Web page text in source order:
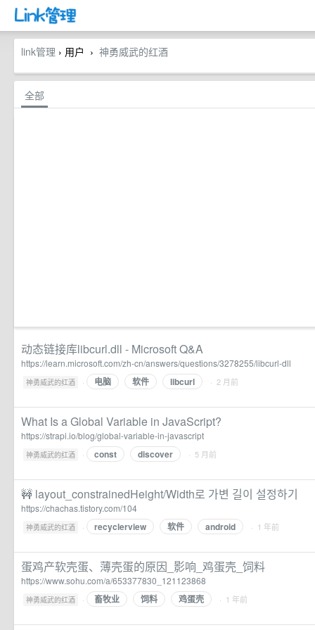
link管理 › 用户 › 神勇威武的红酒
全部
动态链接库libcurl.dll - Microsoft Q&A
https://learn.microsoft.com/zh-cn/answers/questions/3278255/libcurl-dll
神勇威武的红酒 · 电脑 软件 libcurl · 2 月前
What Is a Global Variable in JavaScript?
https://strapi.io/blog/global-variable-in-javascript
神勇威武的红酒 · const discover · 5 月前
🚧 layout_constrainedHeight/Width로 가변 길이 설정하기
https://chachas.tistory.com/104
神勇威武的红酒 · recyclerview 软件 android · 1 年前
蛋鸡产软壳蛋、薄壳蛋的原因_影响_鸡蛋壳_饲料
https://www.sohu.com/a/653377830_121123868
神勇威武的红酒 · 畜牧业 饲料 鸡蛋壳 · 1 年前